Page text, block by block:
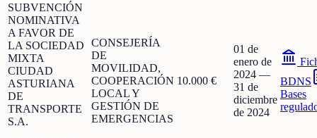
SUBVENCIÓN
NOMINATIVA
A FAVOR DE
LA SOCIEDAD
MIXTA
CIUDAD
ASTURIANA
DE
TRANSPORTE
S.A.
CONSEJERÍA
DE
MOVILIDAD,
COOPERACIÓN
LOCAL Y
GESTIÓN DE
EMERGENCIAS
10.000 €
01 de
enero de
2024 —
31 de
diciembre
de 2024
BDNS
Bases